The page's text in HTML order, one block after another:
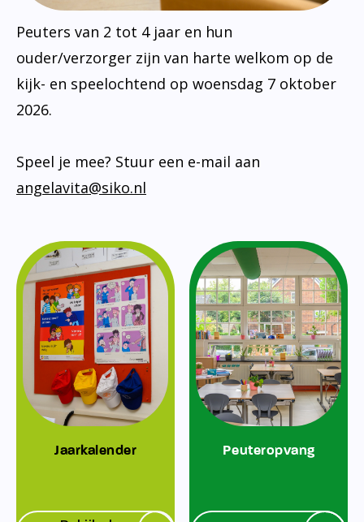
Peuters van 2 tot 4 jaar en hun
ouder/verzorger zijn van harte welkom op de
kijk- en speelochtend op woensdag 7 oktober
2026.
Speel je mee? Stuur een e-mail aan
angelavita@siko.nl
Jaarkalender Peuteropvang